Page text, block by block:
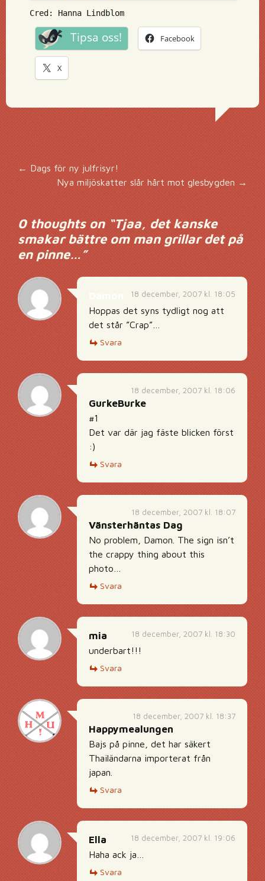
Cred: Hanna Lindblom
Tipsa oss! Facebook
X
Inläggsnavigering
← Dags för ny julfrisyr!
Nya miljöskatter slår hårt mot glesbygden→
0 thoughts on “Tjaa, det kanske
smakar bättre om man grillar det på
en pinne…”
18 december, 2007 kl. 18:05
Hoppas det syns tydligt nog att
det står ”Crap”…
Svara
18 december, 2007 kl. 18:06
GurkeBurke
#1
Det var där jag fäste blicken först
:)
Svara
18 december, 2007 kl. 18:07
Vänsterhäntas Dag
No problem, Damon. The sign isn’t
the crappy thing about this
photo…
Svara
18 december, 2007 kl. 18:30
mia
underbart!!!
Svara
18 december, 2007 kl. 18:37
Happymealungen
Bajs på pinne, det har säkert
Thailändarna importerat från
japan.
Svara
18 december, 2007 kl. 19:06
Ella
Haha ack ja…
Svara